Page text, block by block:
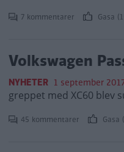
7 kommentarer Gasa
Volkswagen
NYHETER 1 september
greppet med XC60 blev
45 kommentarer Gasa